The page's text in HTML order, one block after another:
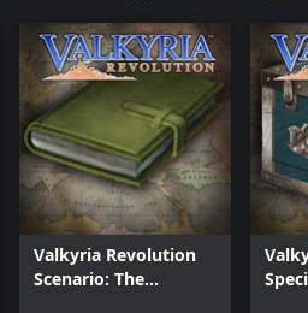
Valkyria Revolution
Scenario: The